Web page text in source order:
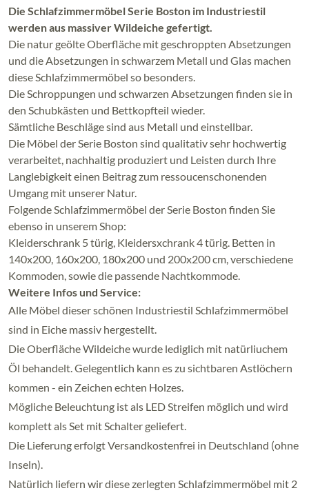
Die Schlafzimmermöbel Serie Boston im Industriestil
werden aus massiver Wildeiche gefertigt.
Die natur geölte Oberfläche mit geschroppten Absetzungen
und die Absetzungen in schwarzem Metall und Glas machen
diese Schlafzimmermöbel so besonders.
Die Schroppungen und schwarzen Absetzungen finden sie in
den Schubkästen und Bettkopfteil wieder.
Sämtliche Beschläge sind aus Metall und einstellbar.
Die Möbel der Serie Boston sind qualitativ sehr hochwertig
verarbeitet, nachhaltig produziert und Leisten durch Ihre
Langlebigkeit einen Beitrag zum ressoucenschonenden
Umgang mit unserer Natur.
Folgende Schlafzimmermöbel der Serie Boston finden Sie
ebenso in unserem Shop:
Kleiderschrank 5 türig, Kleidersxchrank 4 türig. Betten in
140x200, 160x200, 180x200 und 200x200 cm, verschiedene
Kommoden, sowie die passende Nachtkommode.
Weitere Infos und Service:
Alle Möbel dieser schönen Industriestil Schlafzimmermöbel
sind in Eiche massiv hergestellt.
Die Oberfläche Wildeiche wurde lediglich mit natürliuchem
Öl behandelt. Gelegentlich kann es zu sichtbaren Astlöchern
kommen - ein Zeichen echten Holzes.
Mögliche Beleuchtung ist als LED Streifen möglich und wird
komplett als Set mit Schalter geliefert.
Die Lieferung erfolgt Versandkostenfrei in Deutschland (ohne
Inseln).
Natürlich liefern wir diese zerlegten Schlafzimmermöbel mit 2